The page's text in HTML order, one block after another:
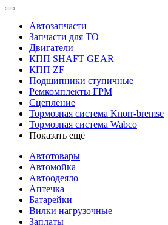
Автозапчасти
Запчасти для ТО
Двигатели
КПП SHAFT GEAR
КПП ZF
Подшипники ступичные
Ремкомплекты ГРМ
Сцепление
Тормозная система Knorr-bremse
Тормозная система Wabco
Показать ещё
Автотовары
Автомойка
Автоодеяло
Аптечка
Батарейки
Вилки нагрузочные
Заплаты